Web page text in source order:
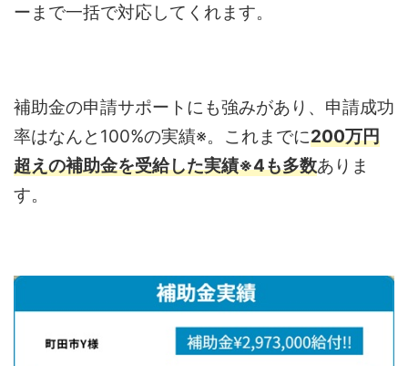
ーまで一括で対応してくれます。
補助金の申請サポートにも強みがあり、申請成功
率はなんと100%の実績※。これまでに200万円
超えの補助金を受給した実績※4も多数ありま
す。